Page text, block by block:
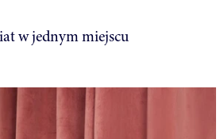
w jednym miejscu